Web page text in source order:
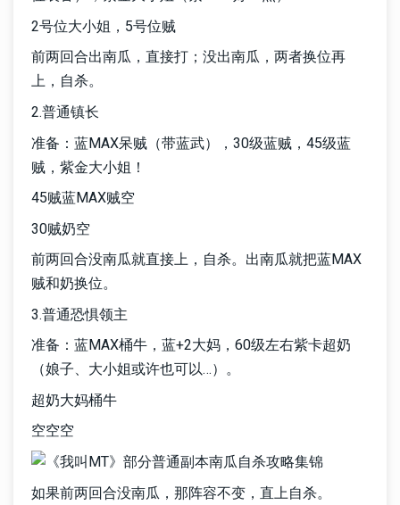
2号位大小姐，5号位贼
前两回合出南瓜，直接打；没出南瓜，两者换位再
上，自杀。
2.普通镇长
准备：蓝MAX呆贼（带蓝武），30级蓝贼，45级蓝
贼，紫金大小姐！
45贼蓝MAX贼空
30贼奶空
前两回合没南瓜就直接上，自杀。出南瓜就把蓝MAX
贼和奶换位。
3.普通恐惧领主
准备：蓝MAX桶牛，蓝+2大妈，60级左右紫卡超奶
（娘子、大小姐或许也可以…）。
超奶大妈桶牛
空空空
如果前两回合没南瓜，那阵容不变，直上自杀。